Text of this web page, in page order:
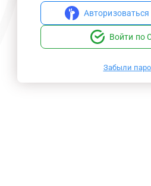
Авторизоваться
Войти по
Забыли